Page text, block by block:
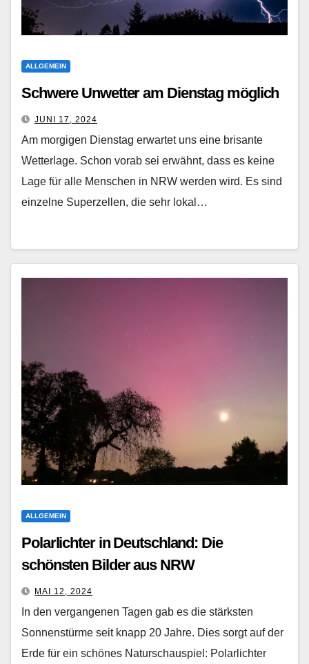
ALLGEMEIN
Schwere Unwetter am Dienstag möglich
JUNI 17, 2024
Am morgigen Dienstag erwartet uns eine brisante
Wetterlage. Schon vorab sei erwähnt, dass es keine
Lage für alle Menschen in NRW werden wird. Es sind
einzelne Superzellen, die sehr lokal…
ALLGEMEIN
Polarlichter in Deutschland: Die
schönsten Bilder aus NRW
MAI 12, 2024
In den vergangenen Tagen gab es die stärksten
Sonnenstürme seit knapp 20 Jahre. Dies sorgt auf der
Erde für ein schönes Naturschauspiel: Polarlichter